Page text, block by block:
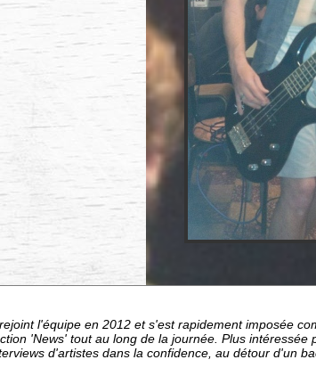
l'équipe en 2012 et s'est rapidement imposée
'News' tout au long de la journée. Plus intéressée
d'artistes dans la confidence, au détour d'un